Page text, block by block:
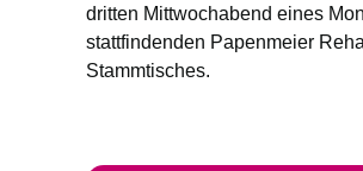
dritten Mittwochabend eines
stattfindenden Papenmeier
Stammtisches.